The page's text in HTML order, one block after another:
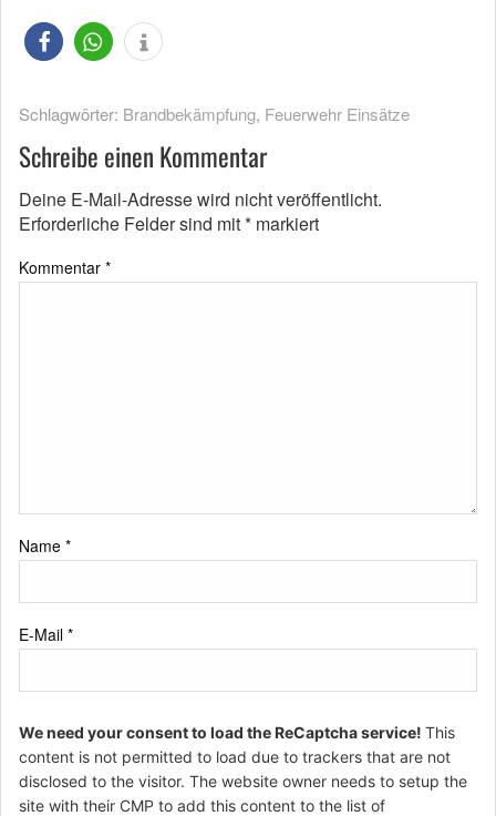
Schlagwörter: Brandbekämpfung, Feuerwehr Einsätze
Schreibe einen Kommentar
Deine E-Mail-Adresse wird nicht veröffentlicht.
Erforderliche Felder sind mit* markiert
Kommentar *
Name *
E-Mail *
We need your consent to load the ReCaptcha service! This
content is not permitted to load due to trackers that are not
disclosed to the visitor. The website owner needs to setup the
site with their CMP to add this content to the list of